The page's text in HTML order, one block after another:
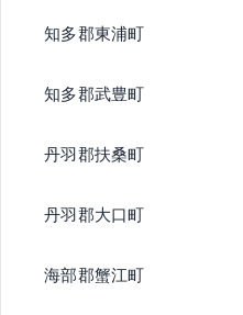
知多郡東浦町
知多郡武豊町
丹羽郡扶桑町
丹羽郡大口町
海部郡蟹江町